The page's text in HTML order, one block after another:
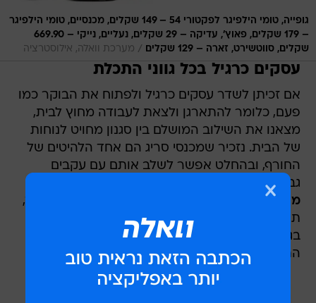
גופייה, טומי הילפיגר לפקטורי 54 – 149 שקלים, מכנסיים, טומי הילפיגר
– 179 שקלים, פאוץ', עדיקה – 29 שקלים, נעליים, נייקי – 669.90
שקלים, סווטשירט, זארה – 129 שקלים
/ מערכת וואלה, אילוסטרציה
עסקים כרגיל בכל גווני התכלת
אם זכיתן לשדר עסקים כרגיל ולפתוח את הבוקר כמו
פעם, כלומר להתארגן ולצאת לעבודה מחוץ לבית,
מצאנו את השילוב המושלם בין סגנון מחויט לנוחות
של הבית. נזכיר שמכנסי סריג הם אחד הלהיטים של
החורף, ובהחלט אפשר לשלב אותם עם עקבים
גבוהים ובלייזר או סווטשירט.
מה בחרנו?
חולצה מכופתרת ומרשימה של סיסטרז,
תיק שיקי של קומפלט, מכנסי סריג של קוס ונעליים
בגוון ירוק זית עם אבזם לולאות לשבור קצת את
התכלת.